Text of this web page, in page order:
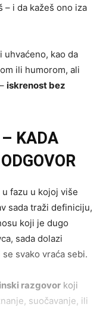
– i da kažeš ono iza
uhvaćeno, kao da
ili humorom, ali
iskrenost bez
KADA
fazu u kojoj više
sada traži definiciju,
koji je dugo
sada dolazi
svako vraća sebi.
razgovor koji
suočavanje, ili